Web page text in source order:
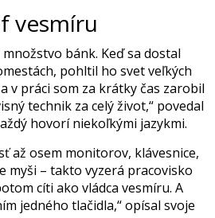
vesmíru
bánk. Keď sa dostal
pohltil ho svet veľkých
v práci som za krátky čas zarobil
technik za celý život,“ povedal
hovorí niekoľkými jazykmi.
až osem monitorov, klávesnice,
myši – takto vyzerá pracovisko
cíti ako vládca vesmíru. A
jedného tlačidla,“ opísal svoje